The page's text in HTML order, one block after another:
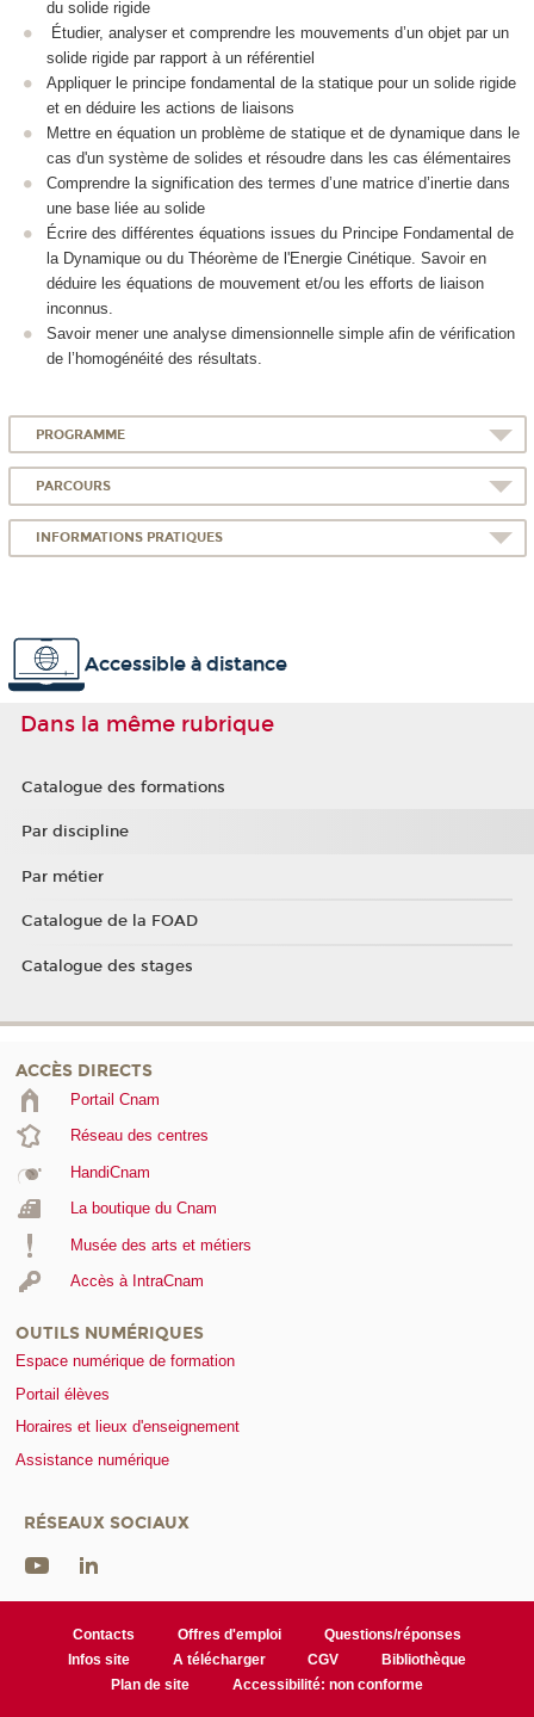
du solide rigide
Étudier, analyser et comprendre les mouvements d’un objet par un
solide rigide par rapport à un référentiel
Appliquer le principe fondamental de la statique pour un solide rigide
et en déduire les actions de liaisons
Mettre en équation un problème de statique et de dynamique dans le
cas d'un système de solides et résoudre dans les cas élémentaires
Comprendre la signification des termes d’une matrice d’inertie dans
une base liée au solide
Écrire des différentes équations issues du Principe Fondamental de
la Dynamique ou du Théorème de l'Energie Cinétique. Savoir en
déduire les équations de mouvement et/ou les efforts de liaison
inconnus.
Savoir mener une analyse dimensionnelle simple afin de vérification
de l’homogénéité des résultats.
PROGRAMME
PARCOURS
INFORMATIONS PRATIQUES
Accessible à distance
Dans la même rubrique
Catalogue des formations
Par discipline
Par métier
Catalogue de la FOAD
Catalogue des stages
ACCÈS DIRECTS
Portail Cnam
Réseau des centres
HandiCnam
La boutique du Cnam
Musée des arts et métiers
Accès à IntraCnam
OUTILS NUMÉRIQUES
Espace numérique de formation
Portail élèves
Horaires et lieux d'enseignement
Assistance numérique
RÉSEAUX SOCIAUX
Contacts Offres d'emploi
Questions/réponses
Infos site
A télécharger CGV
Bibliothèque
Plan de site
Accessibilité: non conforme